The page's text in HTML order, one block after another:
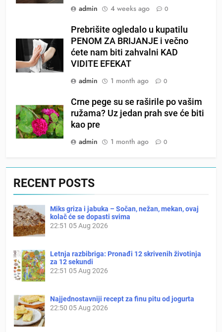
admin 4 weeks ago 0
Prebrišite ogledalo u kupatilu
PENOM ZA BRIJANJE i večno
ćete nam biti zahvalni KAD
VIDITE EFEKAT
admin
1 month ago 0
Crne pege su se raširile po vašim
ružama? Uz jedan prah sve će biti
kao pre
admin
1 month ago 0
RECENT POSTS
Miks griza i jabuka – Sočan, nežan, mekan, ovaj
kolač će se dopasti svima
22:51 05 Aug 2026
Letnja razbibriga: Pronađi 12 skrivenih životinja
za 12 sekundi
22:51 05 Aug 2026
Najjednostavniji recept za finu pitu od jogurta
22:50 05 Aug 2026